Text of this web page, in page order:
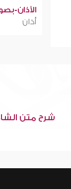
الأذان-
أذان
شرح متن